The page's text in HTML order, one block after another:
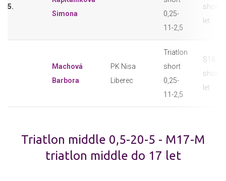
5.
Simona
0,25-
11-2,5
short
let
Machová
Barbora
PK Nisa
Liberec
Triatlon
short
0,25-
11-2,5
S18-F
short
let
Triatlon middle 0,5-20-5 - M17-M
triatlon middle do 17 let